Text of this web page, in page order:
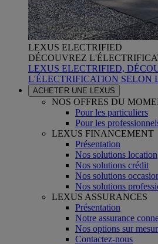
LEXUS ELECTRIFIED
DÉCOUVREZ
LEXUS ELECTRIFIED,
L'ÉLECTRIFICATION SELON
ACHETER UNE LEXUS
NOS OFFRES DU
Pour les particuliers
Pour les
LEXUS FINANCEMENT
Présentation
Nos solutions location
Nos solutions crédit
Nos solutions
Nos solutions
LEXUS ASSURANCES
Présentation
Notre assurance
Nos options sur
Contactez-nous